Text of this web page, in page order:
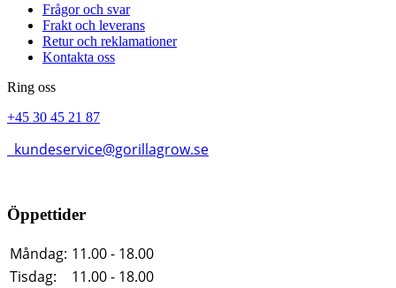
Frågor och svar
Frakt och leverans
Retur och reklamationer
Kontakta oss
Ring oss
+45 30 45 21 87
kundeservice@gorillagrow.se
Öppettider
Måndag: 11.00 - 18.00
Tisdag:
11.00 - 18.00